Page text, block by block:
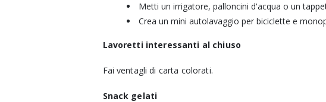
Metti un irrigatore, palloncini d'acqua o un
Crea un mini autolavaggio per biciclette e
Lavoretti interessanti al chiuso
Fai ventagli di carta colorati.
Snack gelati